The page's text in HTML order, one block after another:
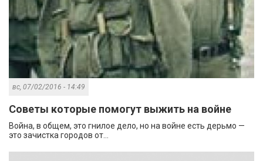
вс, 07/02/2016 - 14:49
Советы которые помогут выжить на войне
Война, в общем, это гнилое дело, но на войне есть дерьмо —
это зачистка городов от...